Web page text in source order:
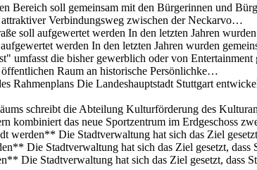
Bereich soll gemeinsam mit den Bürgerinnen und
Verbindungsweg zwischen der Neckarvo…
soll aufgewertet werden In den letzten Jahren
werden In den letzten Jahren wurden
umfasst die bisher gewerblich oder von
Raum an historische Persönlichke…
Rahmenplans Die Landeshauptstadt Stuttgart
schreibt die Abteilung Kulturförderung des
kombiniert das neue Sportzentrum im Erdgeschoss
werden** Die Stadtverwaltung hat sich das Ziel
Die Stadtverwaltung hat sich das Ziel gesetzt,
Die Stadtverwaltung hat sich das Ziel gesetzt, dass